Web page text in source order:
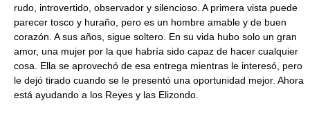
rudo, introvertido, observador y silencioso. A primera vista puede
parecer tosco y huraño, pero es un hombre amable y de buen
corazón. A sus años, sigue soltero. En su vida hubo solo un gran
amor, una mujer por la que habría sido capaz de hacer cualquier
cosa. Ella se aprovechó de esa entrega mientras le interesó, pero
le dejó tirado cuando se le presentó una oportunidad mejor. Ahora
está ayudando a los Reyes y las Elizondo.